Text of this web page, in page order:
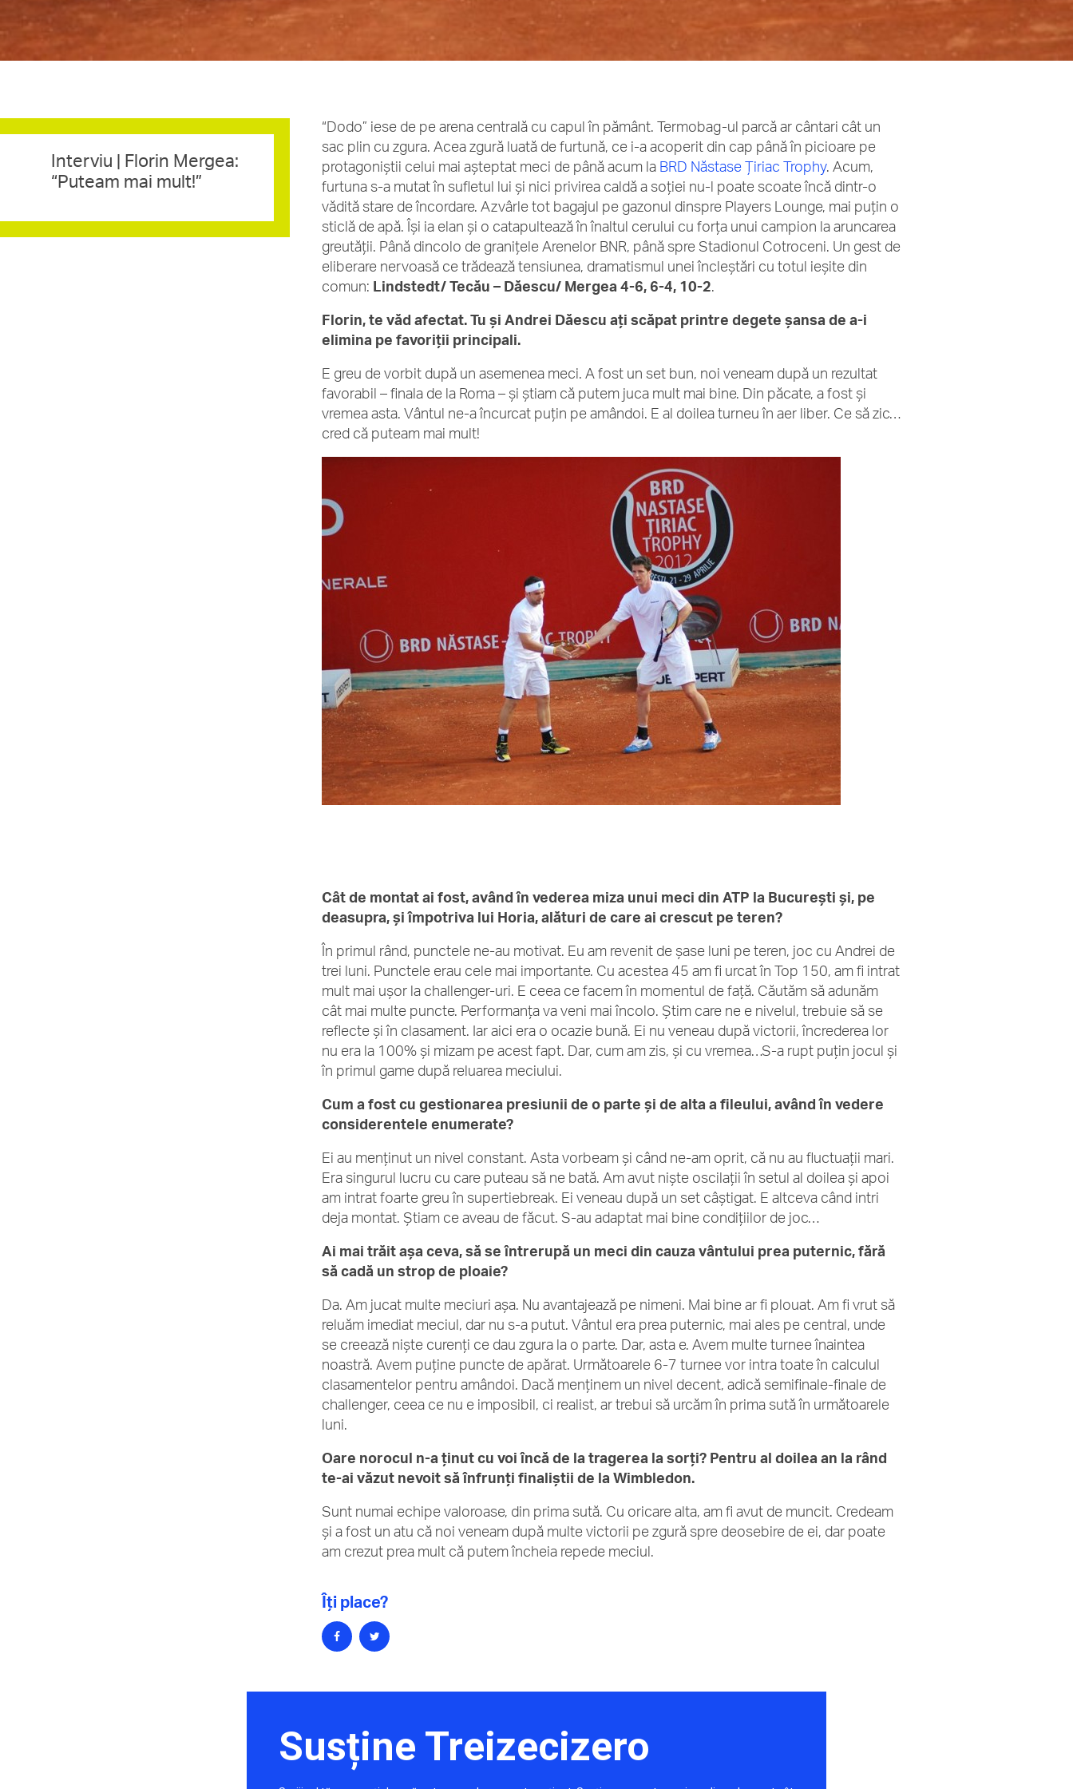
Interviu | Florin Mergea:
“Puteam mai mult!”
“Dodo” iese de pe arena centrală cu capul în pământ. Termobag-ul parcă ar cântari cât un
sac plin cu zgura. Acea zgură luată de furtună, ce i-a acoperit din cap până în picioare pe
protagoniştii celui mai aşteptat meci de până acum la BRD Năstase Ţiriac Trophy. Acum,
furtuna s-a mutat în sufletul lui şi nici privirea caldă a soţiei nu-l poate scoate încă dintr-o
vădită stare de încordare. Azvârle tot bagajul pe gazonul dinspre Players Lounge, mai puţin o
sticlă de apă. Îşi ia elan şi o catapultează în înaltul cerului cu forţa unui campion la aruncarea
greutăţii. Până dincolo de graniţele Arenelor BNR, până spre Stadionul Cotroceni. Un gest de
eliberare nervoasă ce trădează tensiunea, dramatismul unei încleştări cu totul ieşite din
comun: Lindstedt/ Tecău – Dăescu/ Mergea 4-6, 6-4, 10-2.
Florin, te văd afectat. Tu şi Andrei Dăescu aţi scăpat printre degete şansa de a-i
elimina pe favoriţii principali.
E greu de vorbit după un asemenea meci. A fost un set bun, noi veneam după un rezultat
favorabil – finala de la Roma – şi ştiam că putem juca mult mai bine. Din păcate, a fost şi
vremea asta. Vântul ne-a încurcat puţin pe amândoi. E al doilea turneu în aer liber. Ce să zic…
cred că puteam mai mult!
Cât de montat ai fost, având în vederea miza unui meci din ATP la Bucureşti şi, pe
deasupra, şi împotriva lui Horia, alături de care ai crescut pe teren?
În primul rând, punctele ne-au motivat. Eu am revenit de şase luni pe teren, joc cu Andrei de
trei luni. Punctele erau cele mai importante. Cu acestea 45 am fi urcat în Top 150, am fi intrat
mult mai uşor la challenger-uri. E ceea ce facem în momentul de faţă. Căutăm să adunăm
cât mai multe puncte. Performanţa va veni mai încolo. Ştim care ne e nivelul, trebuie să se
reflecte şi în clasament. Iar aici era o ocazie bună. Ei nu veneau după victorii, încrederea lor
nu era la 100% şi mizam pe acest fapt. Dar, cum am zis, şi cu vremea…S-a rupt puţin jocul şi
în primul game după reluarea meciului.
Cum a fost cu gestionarea presiunii de o parte şi de alta a fileului, având în vedere
considerentele enumerate?
Ei au menţinut un nivel constant. Asta vorbeam şi când ne-am oprit, că nu au fluctuaţii mari.
Era singurul lucru cu care puteau să ne bată. Am avut nişte oscilaţii în setul al doilea şi apoi
am intrat foarte greu în supertiebreak. Ei veneau după un set câştigat. E altceva când intri
deja montat. Ştiam ce aveau de făcut. S-au adaptat mai bine condiţiilor de joc…
Ai mai trăit aşa ceva, să se întrerupă un meci din cauza vântului prea puternic, fără
să cadă un strop de ploaie?
Da. Am jucat multe meciuri aşa. Nu avantajează pe nimeni. Mai bine ar fi plouat. Am fi vrut să
reluăm imediat meciul, dar nu s-a putut. Vântul era prea puternic, mai ales pe central, unde
se creează nişte curenţi ce dau zgura la o parte. Dar, asta e. Avem multe turnee înaintea
noastră. Avem puţine puncte de apărat. Următoarele 6-7 turnee vor intra toate în calculul
clasamentelor pentru amândoi. Dacă menţinem un nivel decent, adică semifinale-finale de
challenger, ceea ce nu e imposibil, ci realist, ar trebui să urcăm în prima sută în următoarele
luni.
Oare norocul n-a ţinut cu voi încă de la tragerea la sorţi? Pentru al doilea an la rând
te-ai văzut nevoit să înfrunţi finaliştii de la Wimbledon.
Sunt numai echipe valoroase, din prima sută. Cu oricare alta, am fi avut de muncit. Credeam
şi a fost un atu că noi veneam după multe victorii pe zgură spre deosebire de ei, dar poate
am crezut prea mult că putem încheia repede meciul.
Îți place?
Susține Treizecizero